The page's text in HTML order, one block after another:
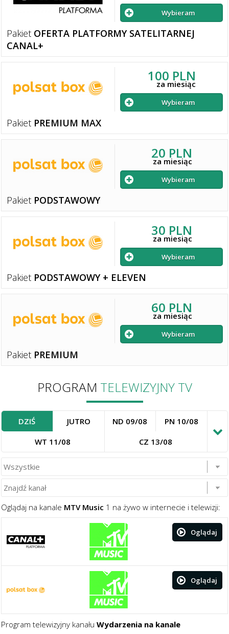
Pakiet OFERTA PLATFORMY SATELITARNEJ
CANAL+
Wybieram
Pakiet PREMIUM MAX
100 PLN
za miesiąc
Wybieram
Pakiet PODSTAWOWY
20 PLN
za miesiąc
Wybieram
Pakiet PODSTAWOWY + ELEVEN
30 PLN
za miesiąc
Wybieram
Pakiet PREMIUM
60 PLN
za miesiąc
Wybieram
PROGRAM TELEWIZYJNY TV
DZIŚ JUTRO ND 09/08
PN 10/08
WT 11/08
CZ 13/08
Oglądaj na kanale MTV Music 1 na żywo w internecie i telewizji:
Oglądaj
Oglądaj
Program telewizyjny kanału Wydarzenia na kanale